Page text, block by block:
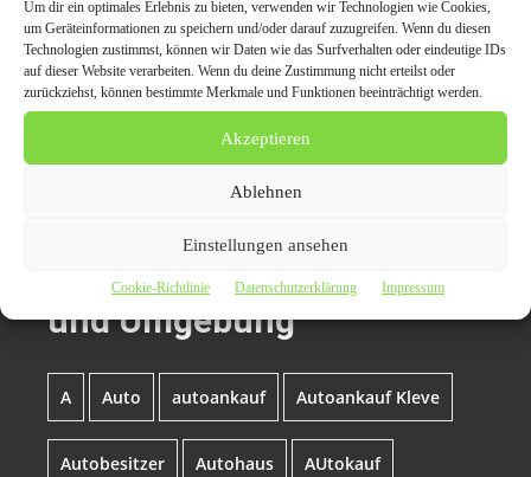
Um dir ein optimales Erlebnis zu bieten, verwenden wir Technologien wie Cookies,
um Geräteinformationen zu speichern und/oder darauf zuzugreifen. Wenn du diesen
Technologien zustimmst, können wir Daten wie das Surfverhalten oder eindeutige IDs
auf dieser Website verarbeiten. Wenn du deine Zustimmung nicht erteilst oder
zurückziehst, können bestimmte Merkmale und Funktionen beeinträchtigt werden.
Akzeptieren
Ablehnen
Einstellungen ansehen
Cookie-Richtlinie Datenschutzerklärung Impressum
Der BeitragAutoankauf-Jetzt biete Vorort Service in
Kleve und Umgebungerschien zuerst aufPresseverteiler
CarPr.de | Auto News | Automagazin Portale | Auto-PR |
PR Marketing für die Automobilbranche.
Autoankauf-Jetzt biete
Vorort Service in Kleve
und Umgebung
A Auto autoankauf Autoankauf Kleve
Autobesitzer Autohaus AUtokauf